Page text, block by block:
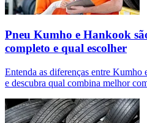
Pneu Kumho e Hankook
completo e qual escolher
Entenda as diferenças entre
e descubra qual combina melhor